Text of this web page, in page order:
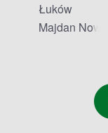
Łuków
Majdan Nowy